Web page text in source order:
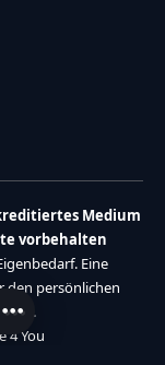
Medium
vorbehalten
Eine
persönlichen
4 You